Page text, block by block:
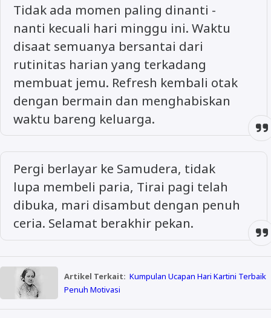
Tidak ada momen paling dinanti -
nanti kecuali hari minggu ini. Waktu
disaat semuanya bersantai dari
rutinitas harian yang terkadang
membuat jemu. Refresh kembali otak
dengan bermain dan menghabiskan
waktu bareng keluarga.
Pergi berlayar ke Samudera, tidak
lupa membeli paria, Tirai pagi telah
dibuka, mari disambut dengan penuh
ceria. Selamat berakhir pekan.
Artikel Terkait: Kumpulan Ucapan Hari Kartini Terbaik
Penuh Motivasi